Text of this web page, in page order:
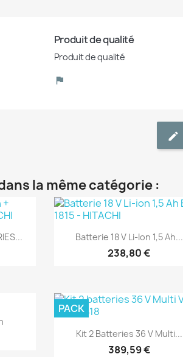
Produit de qualité
Produit de qualité
la même catégorie :
Aperçu rapide
Batterie 18 V Li-Ion 1,5 Ah...
238,80 €
Aperçu rapide
Kit 2 Batteries 36 V Multi...
389,59 €
PACK